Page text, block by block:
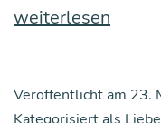
weiterlesen
Veröffentlicht am 23.